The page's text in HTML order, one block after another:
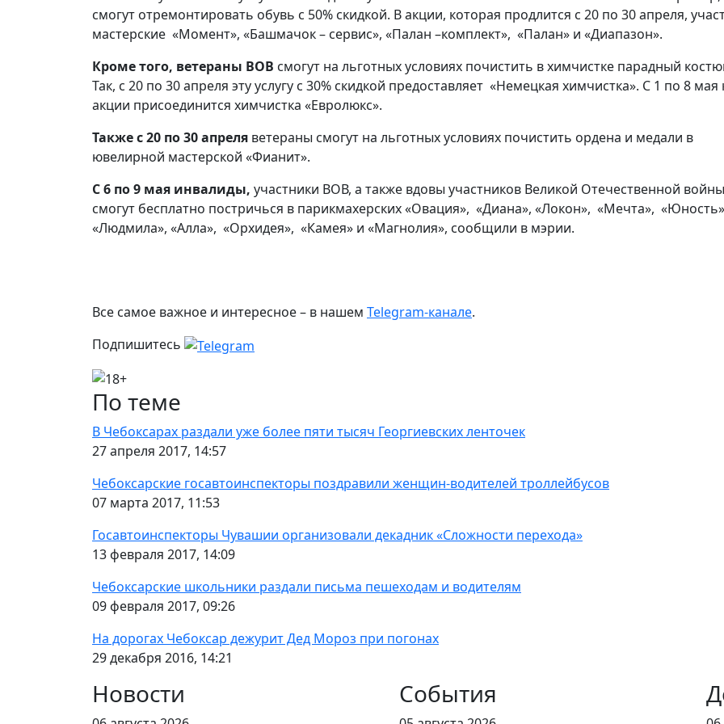
смогут отремонтировать обувь с 50% скидкой. В акции, которая продлится с 20 по 30 апреля,
мастерские «Момент», «Башмачок – сервис», «Палан –комплект», «Палан» и «Диапазон».
Кроме того, ветераны ВОВ смогут на льготных условиях почистить в химчистке парадный
Так, с 20 по 30 апреля эту услугу с 30% скидкой предоставляет «Немецкая химчистка». С 1 по 8 мая
акции присоединится химчистка «Евролюкс».
Также с 20 по 30 апреля ветераны смогут на льготных условиях почистить ордена и медали в
ювелирной мастерской «Фианит».
С 6 по 9 мая инвалиды, участники ВОВ, а также вдовы участников Великой Отечественной войны
смогут бесплатно постричься в парикмахерских «Овация», «Диана», «Локон», «Мечта»,
«Людмила», «Алла», «Орхидея», «Камея» и «Магнолия», сообщили в мэрии.
Все самое важное и интересное – в нашем Telegram-канале.
Подпишитесь
По теме
В Чебоксарах раздали уже более пяти тысяч Георгиевских ленточек
27 апреля 2017, 14:57
Чебоксарские госавтоинспекторы поздравили женщин-водителей троллейбусов
07 марта 2017, 11:53
Госавтоинспекторы Чувашии организовали декадник «Сложности перехода»
13 февраля 2017, 14:09
Чебоксарские школьники раздали письма пешеходам и водителям
09 февраля 2017, 09:26
На дорогах Чебоксар дежурит Дед Мороз при погонах
29 декабря 2016, 14:21
Новости События